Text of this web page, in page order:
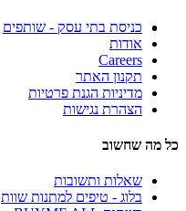
כניסת בתי עסק - שותפים
אודות
Careers
תקנון האתר
מדיניות הגנת פרטיות
הצהרת נגישות
כל מה שחשוב
שאלות ותשובות
בלוג - טיפים למתנות שוות